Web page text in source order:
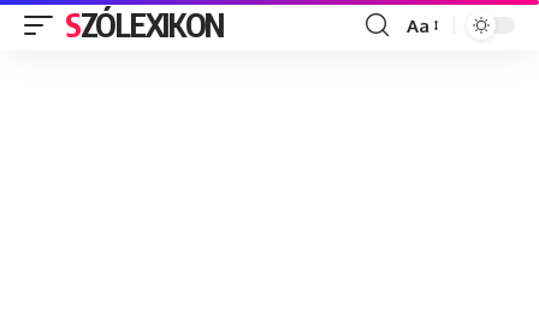
SZÓLEXIKON
Font
Aa